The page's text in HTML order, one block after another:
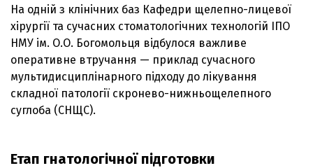
На одній з клінічних баз Кафедри щелепно-лицевої
хірургії та сучасних стоматологічних технологій ІПО
НМУ ім. О.О. Богомольця відбулося важливе
оперативне втручання — приклад сучасного
мультидисциплінарного підходу до лікування
складної патології скронево-нижньощелепного
суглоба (СНЩС).
Етап гнатологічної підготовки